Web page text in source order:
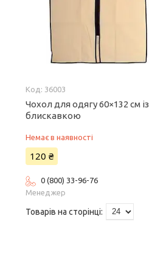
36003
Чохол для одягу 60×132 см із
блискавкою
Немає в наявності
120 ₴
0 (800) 33-96-76
Менеджер